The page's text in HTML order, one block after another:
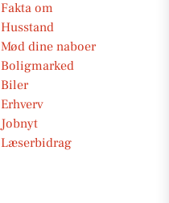
Fakta om
Husstand
Mød dine naboer
Boligmarked
Biler
Erhverv
Jobnyt
Læserbidrag